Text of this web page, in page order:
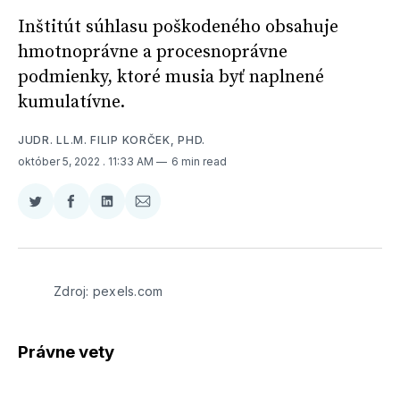
Inštitút súhlasu poškodeného obsahuje
hmotnoprávne a procesnoprávne
podmienky, ktoré musia byť naplnené
kumulatívne.
JUDR. LL.M. FILIP KORČEK, PHD.
október 5, 2022 . 11:33 AM 6 min read
Zdieľať
Twitter
Zdieľať
Facebooku
Zdieľať
LinkedIne
Zdieľať
E-
Zdroj: pexels.com
Právne vety